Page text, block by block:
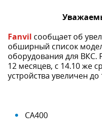
Fanvil сообщает об
обширный список
оборудования для ВКС.
12 месяцев, с 14.10 же
устройства увеличен до
CA400